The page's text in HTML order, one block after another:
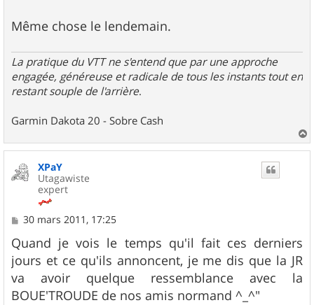
Même chose le lendemain.
La pratique du VTT ne s'entend que par une approche
engagée, généreuse et radicale de tous les instants tout en
restant souple de l'arrière.
Garmin Dakota 20 - Sobre Cash
a
XPaY
Utagawiste
expert
M
s
s
a
g
e
30 mars 2011, 17:25
Quand je vois le temps qu'il fait ces derniers
jours et ce qu'ils annoncent, je me dis que la JR
va avoir quelque ressemblance avec la
BOUE'TROUDE de nos amis normand ^_^"